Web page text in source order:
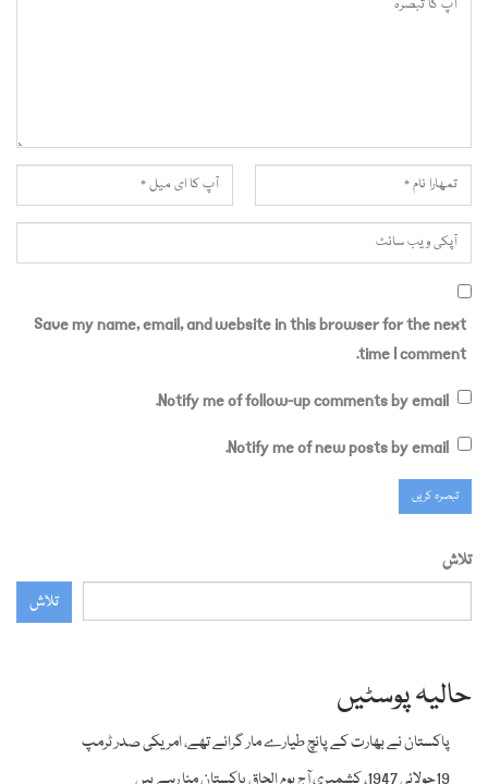
Save my name, email, and website in this browser for the next
time I comment.
Notify me of follow-up comments by email.
Notify me of new posts by email.
تلاش
تلاش
حالیہ پوسٹیں
پاکستان نے بھارت کے پانچ طیارے مار گرائے تھے، امریکی صدر ٹرمپ